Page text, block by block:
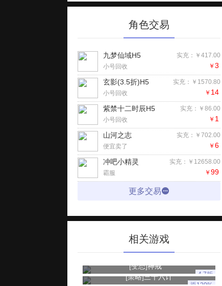
角色交易
实充：￥417.00
九梦仙域H5
小号回收 ￥ 3
实充：￥1570.80
玄影(3.5折)H5
小号回收 ￥ 14
实充：￥86.00
紫禁十二时辰H5
小号回收 ￥ 1
实充：￥702.00
山河之志
便宜卖了 ￥ 6
实充：￥12658.00
冲吧小精灵
霸服 ￥ 99
更多交易
相关游戏
[变态]神戒
4.7折
[策略]三十六计